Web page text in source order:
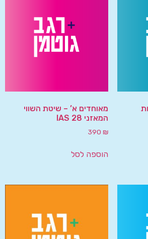
מאוחדים א’ – שיטת השווי
המאזני IAS 28
390 ₪
הוספה לסל